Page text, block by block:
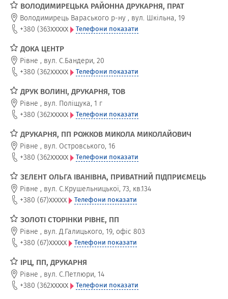
ВОЛОДИМИРЕЦЬКА РАЙОННА ДРУКАРНЯ, ПРАТ
Володимирець Вараського р-ну , вул. Шкільна, 19
+380 (363xxxxx Телефони показати
ДОКА ЦЕНТР
Рівне , вул. С.Бандери, 20
+380 (362xxxxx Телефони показати
ДРУК ВОЛИНІ, ДРУКАРНЯ, ТОВ
Рівне , вул. Поліщука, 1 г
+380 (362xxxxx Телефони показати
ДРУКАРНЯ, ПП РОЖКОВ МИКОЛА МИКОЛАЙОВИЧ
Рівне , вул. Островського, 16
+380 (362xxxxx Телефони показати
ЗЕЛЕНТ ОЛЬГА ІВАНІВНА, ПРИВАТНИЙ ПІДПРИЄМЕЦЬ
Рівне , вул. С.Крушельницької, 73, кв.134
+380 (67)xxxxx Телефони показати
ЗОЛОТІ СТОРІНКИ РІВНЕ, ПП
Рівне , вул. Д.Галицького, 19, офіс 803
+380 (67)xxxxx Телефони показати
ІРЦ, ПП, ДРУКАРНЯ
Рівне , вул. С.Петлюри, 14
+380 (362xxxxx Телефони показати